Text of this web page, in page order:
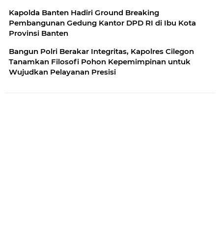
Kapolda Banten Hadiri Ground Breaking
Pembangunan Gedung Kantor DPD RI di Ibu Kota
Provinsi Banten
Bangun Polri Berakar Integritas, Kapolres Cilegon
Tanamkan Filosofi Pohon Kepemimpinan untuk
Wujudkan Pelayanan Presisi